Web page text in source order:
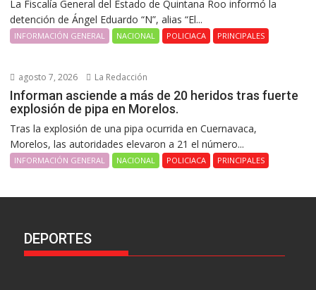
La Fiscalía General del Estado de Quintana Roo informó la
detención de Ángel Eduardo “N”, alias “El...
INFORMACIÓN GENERAL NACIONAL POLICIACA PRINCIPALES
agosto 7, 2026 La Redacción
Informan asciende a más de 20 heridos tras fuerte
explosión de pipa en Morelos.
Tras la explosión de una pipa ocurrida en Cuernavaca,
Morelos, las autoridades elevaron a 21 el número...
INFORMACIÓN GENERAL NACIONAL POLICIACA PRINCIPALES
DEPORTES